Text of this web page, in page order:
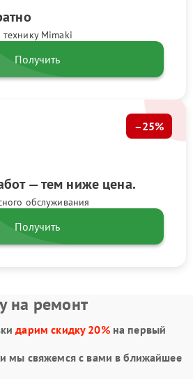
Mimaki
Получить
— тем ниже цена.
обслуживания
–25%
Получить
на ремонт
дарим скидку 20%на первый
мы свяжемся с вами в ближайшее